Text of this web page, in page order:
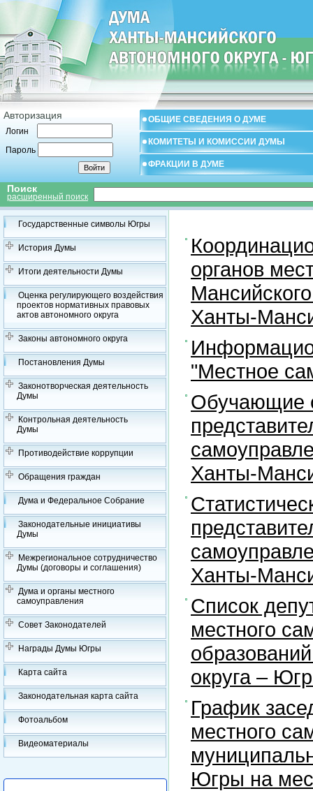
Авторизация
Логин
Пароль
ОБЩИЕ СВЕДЕНИЯ О ДУМЕ
КОМИТЕТЫ И КОМИССИИ ДУМЫ
ФРАКЦИИ В ДУМЕ
Поиск
расширенный поиск
Государственные символы Югры
История Думы
Итоги деятельности Думы
Оценка регулирующего воздействия
проектов нормативных правовых
актов автономного округа
Законы автономного округа
Постановления Думы
Законотворческая деятельность
Думы
Контрольная деятельность
Думы
Противодействие коррупции
Обращения граждан
Дума и Федеральное Собрание
Законодательные инициативы
Думы
Межрегиональное сотрудничество
Думы (договоры и соглашения)
Дума и органы местного
самоуправления
Совет Законодателей
Награды Думы Югры
Карта сайта
Законодательная карта сайта
Фотоальбом
Видеоматериалы
органов
Ханты-
"Местное
Обучающие
Ханты-
Ханты-
Список
местного
округа –
График
местного
Югры на